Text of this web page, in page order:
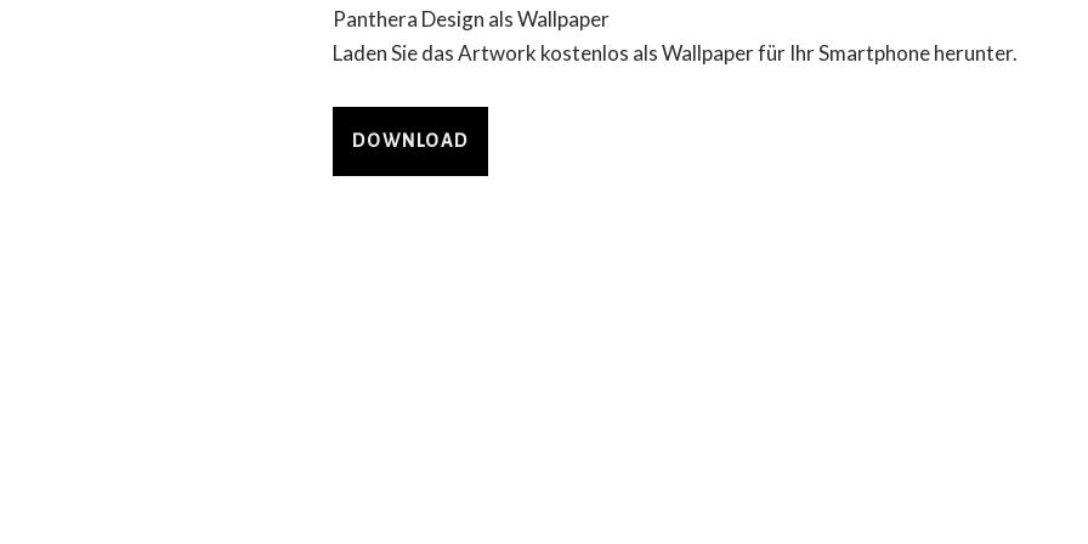
Panthera Design als Wallpaper
Laden Sie das Artwork kostenlos als Wallpaper für Ihr Smartphone herunter.
DOWNLOAD